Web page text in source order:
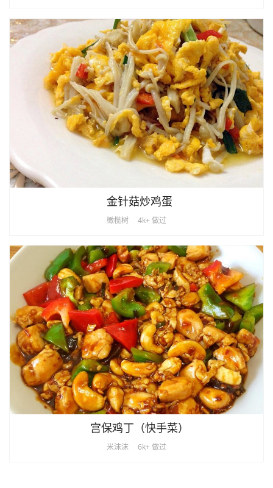
金针菇炒鸡蛋
橄榄树 4k+ 做过
宫保鸡丁（快手菜）
米沫沫 6k+ 做过